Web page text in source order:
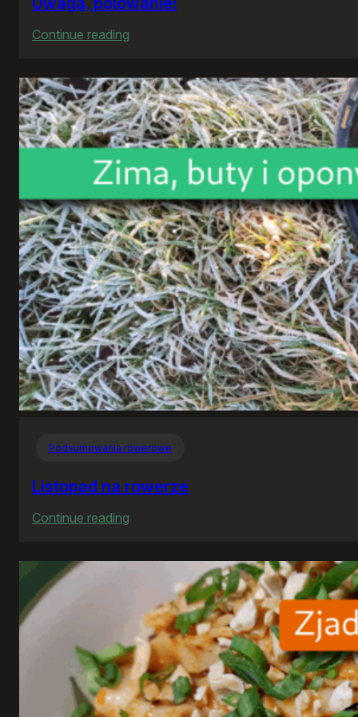
Continue reading
polowanie!
Podsumowania rowerowe
Listopad na rowerze
Continue reading
na
rowerze